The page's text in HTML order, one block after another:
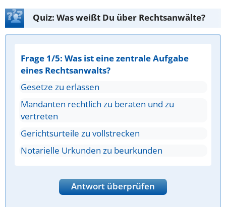
Quiz: Was weißt Du über Rechtsanwälte?
Frage 1/5: Was ist eine zentrale Aufgabe
eines Rechtsanwalts?
Gesetze zu erlassen
Mandanten rechtlich zu beraten und zu
vertreten
Gerichtsurteile zu vollstrecken
Notarielle Urkunden zu beurkunden
Antwort überprüfen